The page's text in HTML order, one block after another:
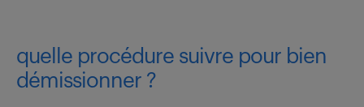
quelle procédure suivre pour bien
démissionner ?